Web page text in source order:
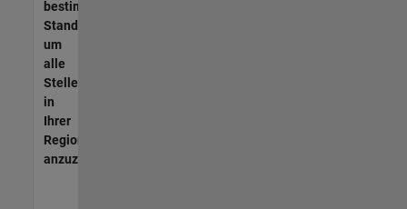
bestimmten
Standort,
um
alle
Stellenangebote
in
Ihrer
Region
anzuzeigen.